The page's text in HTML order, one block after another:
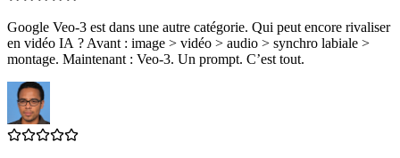
Google Veo‑3 est dans une autre catégorie. Qui peut encore rivaliser
en vidéo IA ? Avant : image > vidéo > audio > synchro labiale >
montage. Maintenant : Veo‑3. Un prompt. C’est tout.